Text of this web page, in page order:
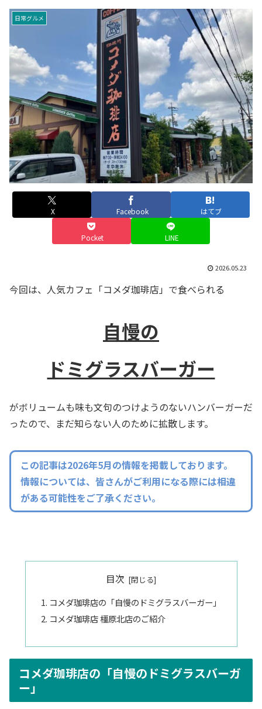
日常グルメ
X Facebook はてブ
Pocket LINE
2026.05.23
今回は、人気カフェ「コメダ珈琲店」で食べられる
自慢の
ドミグラスバーガー
がボリュームも味も文句のつけようのないハンバーガーだ
ったので、まだ知らない人のために拡散します。
この記事は2026年5月の情報を掲載しております。
情報については、皆さんがご利用になる際には相違
がある可能性をご了承ください。
目次
コメダ珈琲店の「自慢のドミグラスバーガー」
コメダ珈琲店 橿原北店のご紹介
コメダ珈琲店の「自慢のドミグラスバーガ
ー」